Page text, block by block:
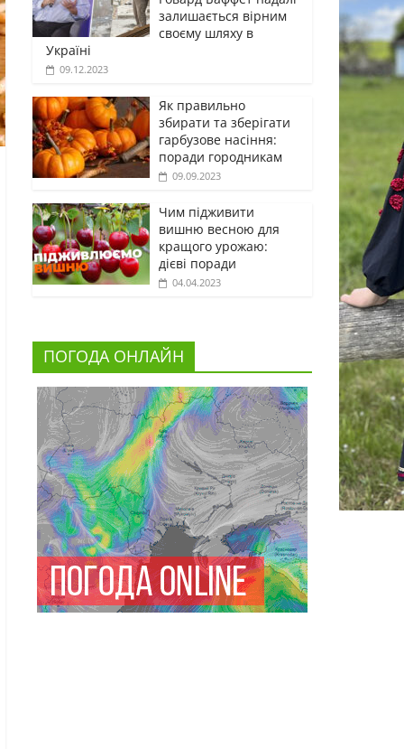
залишається вірним
своєму шляху в
Україні
09.12.2023
Як правильно
збирати та зберігати
гарбузове насіння:
поради городникам
09.09.2023
Чим підживити
вишню весною для
кращого урожаю:
дієві поради
04.04.2023
ПОГОДА ОНЛАЙН